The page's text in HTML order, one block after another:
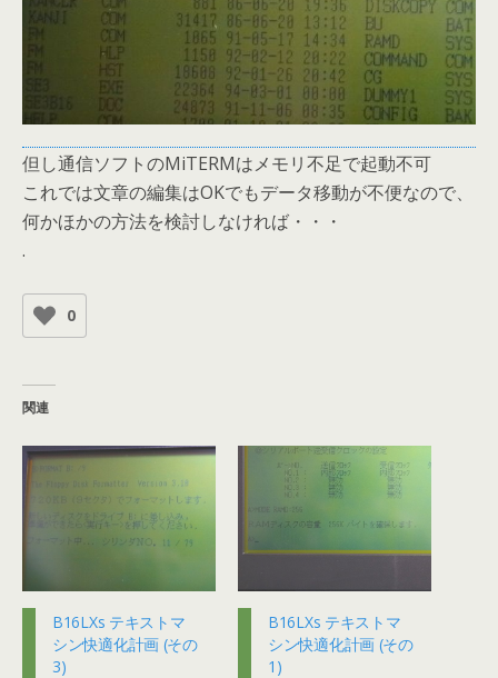
但し通信ソフトのMiTERMはメモリ不足で起動不可
これでは文章の編集はOKでもデータ移動が不便なので、
何かほかの方法を検討しなければ・・・
.
0
関連
B16LXs テキストマ
シン快適化計画 (その
3)
B16LXs テキストマ
シン快適化計画 (その
1)